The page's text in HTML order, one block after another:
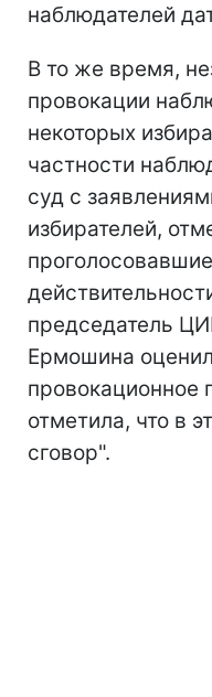
наблюдателей
В то же время,
провокации
некоторых
частности
суд с
избирателей,
председатель
Ермошина
провокационное
отметила, что в
сговор".